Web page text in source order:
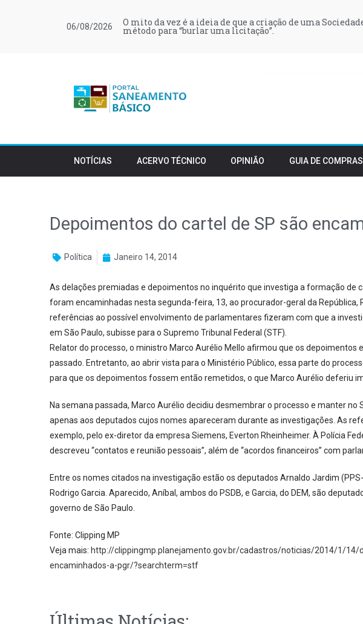
06/08/2026 O mito da vez é a ideia de que a criação de uma
método para “burlar uma licitação”.
NOTÍCIAS ACERVO TÉCNICO OPINIÃO GUIA DE COMPRAS
Depoimentos do cartel de SP são
Política Janeiro 14, 2014
As delações premiadas e depoimentos no inquérito que investiga a formação de
foram encaminhadas nesta segunda-feira, 13, ao procurador-geral da República,
referências ao possível envolvimento de parlamentares fizeram com que a
em São Paulo, subisse para o Supremo Tribunal Federal (STF).
Relator do processo, o ministro Marco Aurélio Mello afirmou que os depoimentos
passado. Entretanto, ao abrir vista para o Ministério Público, essa parte do
para que os depoimentos fossem então remetidos, o que Marco Aurélio deferiu
Na semana passada, Marco Aurélio decidiu desmembrar o processo e manter no
apenas aos deputados cujos nomes apareceram durante as investigações. As
exemplo, pelo ex-diretor da empresa Siemens, Everton Rheinheimer. À Polícia
descreveu “contatos e reunião pessoais”, além de “acordos financeiros” com
Entre os nomes citados na investigação estão os deputados Arnaldo Jardim
Rodrigo Garcia. Aparecido, Aníbal, ambos do PSDB, e Garcia, do DEM, são
governo de São Paulo.
Fonte: Clipping MP
Veja mais: http://clippingmp.planejamento.gov.br/cadastros/noticias/2014/1/14/
encaminhados-a-pgr/?searchterm=stf